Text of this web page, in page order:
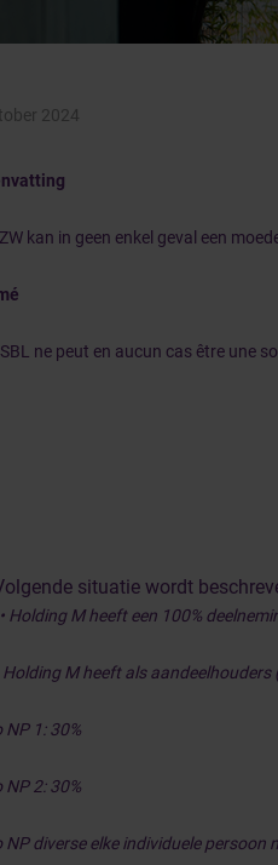
2024
kan in geen enkel geval een
ne peut en aucun cas être une
situatie wordt
• Holding M heeft een 100%
Holding M heeft als aandeelhouders
NP 1: 30%
NP 2: 30%
NP diverse elke individuele persoon